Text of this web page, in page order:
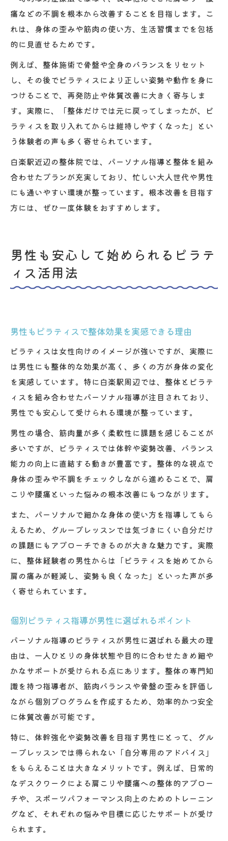
痛などの不調を根本から改善することを目指します。こ
れは、身体の歪みや筋肉の使い方、生活習慣までを包括
的に見直せるためです。
例えば、整体施術で骨盤や全身のバランスをリセット
し、その後でピラティスにより正しい姿勢や動作を身に
つけることで、再発防止や体質改善に大きく寄与しま
す。実際に、「整体だけでは元に戻ってしまったが、ピ
ラティスを取り入れてからは維持しやすくなった」とい
う体験者の声も多く寄せられています。
白楽駅近辺の整体院では、パーソナル指導と整体を組み
合わせたプランが充実しており、忙しい大人世代や男性
にも通いやすい環境が整っています。根本改善を目指す
方には、ぜひ一度体験をおすすめします。
男性も安心して始められるピラテ
ィス活用法
男性もピラティスで整体効果を実感できる理由
ピラティスは女性向けのイメージが強いですが、実際に
は男性にも整体的な効果が高く、多くの方が身体の変化
を実感しています。特に白楽駅周辺では、整体とピラテ
ィスを組み合わせたパーソナル指導が注目されており、
男性でも安心して受けられる環境が整っています。
男性の場合、筋肉量が多く柔軟性に課題を感じることが
多いですが、ピラティスでは体幹や姿勢改善、バランス
能力の向上に直結する動きが豊富です。整体的な視点で
身体の歪みや不調をチェックしながら進めることで、肩
こりや腰痛といった悩みの根本改善にもつながります。
また、パーソナルで細かな身体の使い方を指導してもら
えるため、グループレッスンでは気づきにくい自分だけ
の課題にもアプローチできるのが大きな魅力です。実際
に、整体経験者の男性からは「ピラティスを始めてから
肩の痛みが軽減し、姿勢も良くなった」といった声が多
く寄せられています。
個別ピラティス指導が男性に選ばれるポイント
パーソナル指導のピラティスが男性に選ばれる最大の理
由は、一人ひとりの身体状態や目的に合わせたきめ細や
かなサポートが受けられる点にあります。整体の専門知
識を持つ指導者が、筋肉バランスや骨盤の歪みを評価し
ながら個別プログラムを作成するため、効率的かつ安全
に体質改善が可能です。
特に、体幹強化や姿勢改善を目指す男性にとって、グル
ープレッスンでは得られない「自分専用のアドバイス」
をもらえることは大きなメリットです。例えば、日常的
なデスクワークによる肩こりや腰痛への整体的アプロー
チや、スポーツパフォーマンス向上のためのトレーニン
グなど、それぞれの悩みや目標に応じたサポートが受け
られます。